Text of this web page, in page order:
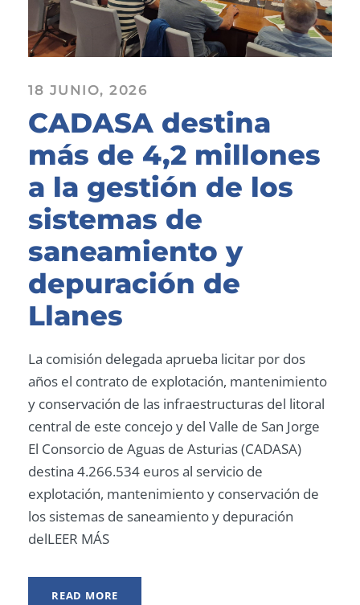
18 JUNIO, 2026
CADASA destina
más de 4,2 millones
a la gestión de los
sistemas de
saneamiento y
depuración de
Llanes
La comisión delegada aprueba licitar por dos
años el contrato de explotación, mantenimiento
y conservación de las infraestructuras del litoral
central de este concejo y del Valle de San Jorge
El Consorcio de Aguas de Asturias (CADASA)
destina 4.266.534 euros al servicio de
explotación, mantenimiento y conservación de
los sistemas de saneamiento y depuración
delLEER MÁS
READ MORE